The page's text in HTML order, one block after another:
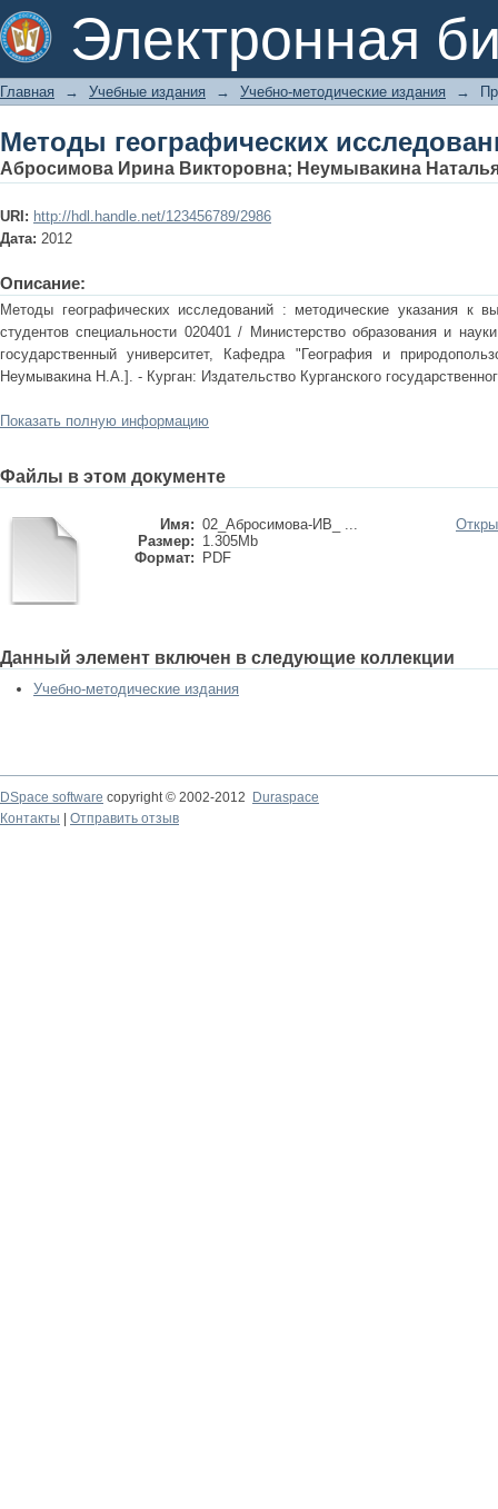
Электронная
Методы географических
Главная → Учебные издания → Учебно-методические издания →
Методы географических
Абросимова Ирина Викторовна; Неумывакина
URI: http://hdl.handle.net/123456789/2986
Дата: 2012
Описание:
Методы географических исследований : методические указания к
студентов специальности 020401 / Министерство образования и
государственный университет, Кафедра "География и
Неумывакина Н.А.]. - Курган: Издательство Курганского
Показать полную информацию
Файлы в этом документе
Имя: 02_Абросимова-ИВ_ ...
Размер: 1.305Mb
Формат:
PDF
Данный элемент включен в следующие коллекции
Учебно-методические издания
DSpace software copyright © 2002-2012
Duraspace
Контакты
Отправить отзыв